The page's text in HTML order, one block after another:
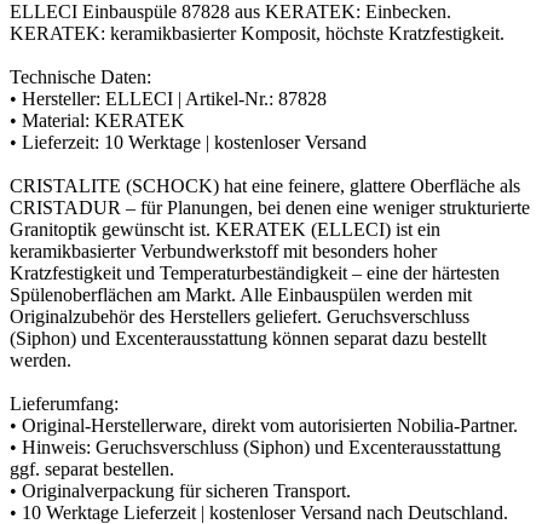
ELLECI Einbauspüle 87828 aus KERATEK: Einbecken.
KERATEK: keramikbasierter Komposit, höchste Kratzfestigkeit.
Technische Daten:
• Hersteller: ELLECI | Artikel-Nr.: 87828
• Material: KERATEK
• Lieferzeit: 10 Werktage | kostenloser Versand
CRISTALITE (SCHOCK) hat eine feinere, glattere Oberfläche als
CRISTADUR – für Planungen, bei denen eine weniger strukturierte
Granitoptik gewünscht ist. KERATEK (ELLECI) ist ein
keramikbasierter Verbundwerkstoff mit besonders hoher
Kratzfestigkeit und Temperaturbeständigkeit – eine der härtesten
Spülenoberflächen am Markt. Alle Einbauspülen werden mit
Originalzubehör des Herstellers geliefert. Geruchsverschluss
(Siphon) und Excenterausstattung können separat dazu bestellt
werden.
Lieferumfang:
• Original-Herstellerware, direkt vom autorisierten Nobilia-Partner.
• Hinweis: Geruchsverschluss (Siphon) und Excenterausstattung
ggf. separat bestellen.
• Originalverpackung für sicheren Transport.
• 10 Werktage Lieferzeit | kostenloser Versand nach Deutschland.